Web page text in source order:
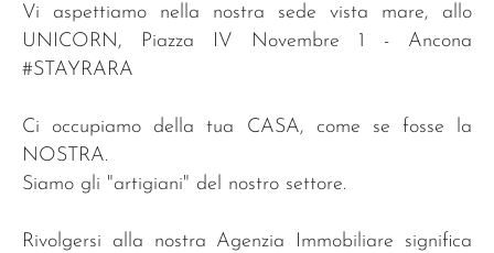
Vi aspettiamo nella nostra sede vista mare, allo
UNICORN, Piazza IV Novembre 1 - Ancona
#STAYRARA
Ci occupiamo della tua CASA, come se fosse la
NOSTRA.
Siamo gli "artigiani" del nostro settore.
Rivolgersi alla nostra Agenzia Immobiliare significa